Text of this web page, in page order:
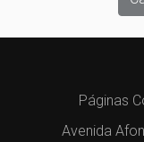
Páginas
Avenida